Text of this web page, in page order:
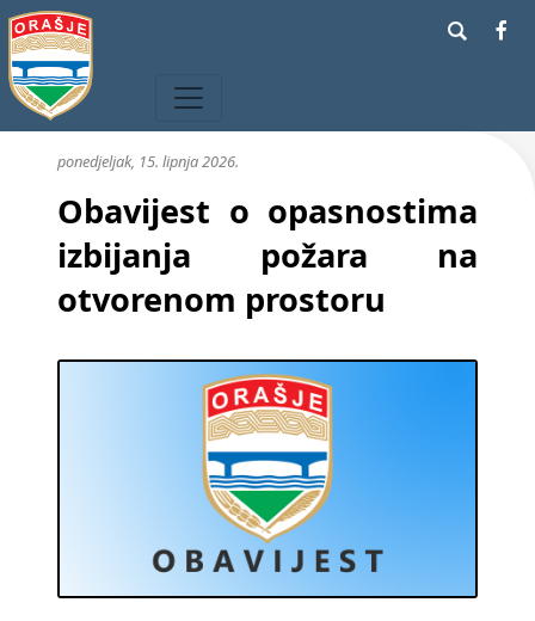
ponedjeljak, 15. lipnja 2026.
Obavijest o opasnostima
izbijanja požara na
otvorenom prostoru